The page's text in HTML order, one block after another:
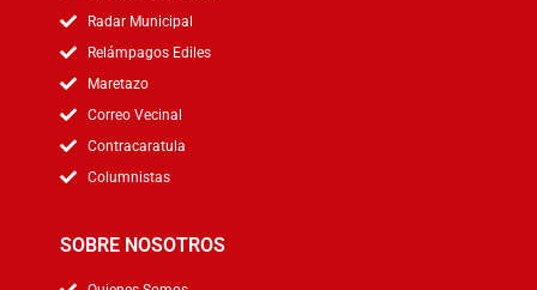
Radar Municipal
Relámpagos Ediles
Maretazo
Correo Vecinal
Contracaratula
Columnistas
SOBRE NOSOTROS